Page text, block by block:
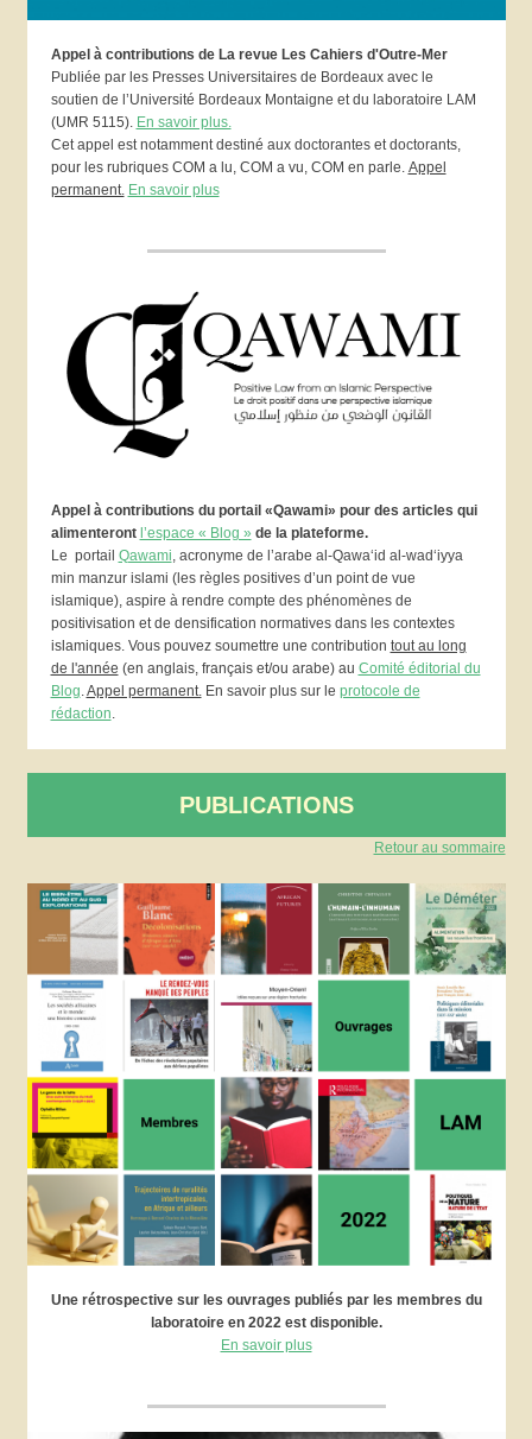
Appel à contributions de La revue Les Cahiers d'Outre-Mer
Publiée par les Presses Universitaires de Bordeaux avec le
soutien de l’Université Bordeaux Montaigne et du laboratoire LAM
(UMR 5115). En savoir plus.
Cet appel est notamment destiné aux doctorantes et doctorants,
pour les rubriques COM a lu, COM a vu, COM en parle. Appel
permanent. En savoir plus
Appel à contributions du portail «Qawami» pour des articles qui
alimenteront l’espace « Blog » de la plateforme.
Le portail Qawami, acronyme de l’arabe al-Qawa‘id al-wad‘iyya
min manzur islami (les règles positives d’un point de vue
islamique), aspire à rendre compte des phénomènes de
positivisation et de densification normatives dans les contextes
islamiques. Vous pouvez soumettre une contribution tout au long
de l'année (en anglais, français et/ou arabe) au Comité éditorial du
Blog.Appel permanent.En savoir plus sur le protocole de
rédaction.
PUBLICATIONS
Retour au sommaire
Une rétrospective sur les ouvrages publiés par les membres du
laboratoire en 2022 est disponible.
En savoir plus